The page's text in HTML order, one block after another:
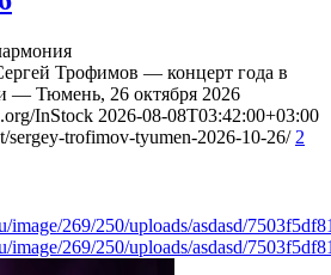
Трофимов — концерт года в
— Тюмень, 26 октября 2026
InStock 2026-08-08T03:42:00+03:00
sergey-trofimov-tyumen-2026-10-26/ 2
image/269/250/uploads/asdasd/
image/269/250/uploads/asdasd/